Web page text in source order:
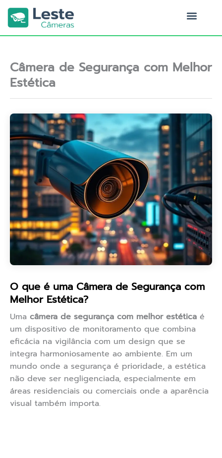
para
conteúdo
Câmera de Segurança com Melhor
Estética
O que é uma Câmera de Segurança com
Melhor Estética?
Uma câmera de segurança com melhor estética é
um dispositivo de monitoramento que combina
eficácia na vigilância com um design que se
integra harmoniosamente ao ambiente. Em um
mundo onde a segurança é prioridade, a estética
não deve ser negligenciada, especialmente em
áreas residenciais ou comerciais onde a aparência
visual também importa.